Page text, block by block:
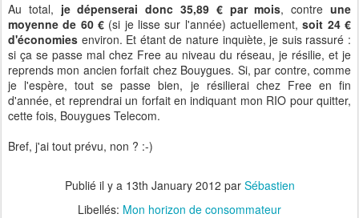
Au total, je dépenserai donc 35,89 € par mois, contreune
moyenne de 60 € (si je lisse sur l'année) actuellement,soit 24 €
d'économies environ. Et étant de nature inquiète, je suis rassuré :
si ça se passe mal chez Free au niveau du réseau, je résilie, et je
reprends mon ancien forfait chez Bouygues. Si, par contre, comme
je l'espère, tout se passe bien, je résilierai chez Free en fin
d'année, et reprendrai un forfait en indiquant mon RIO pour quitter,
cette fois, Bouygues Telecom.
Bref, j'ai tout prévu, non ? :-)
Publié il y a 13th January 2012 par Sébastien
Libellés: Mon horizon de consommateur